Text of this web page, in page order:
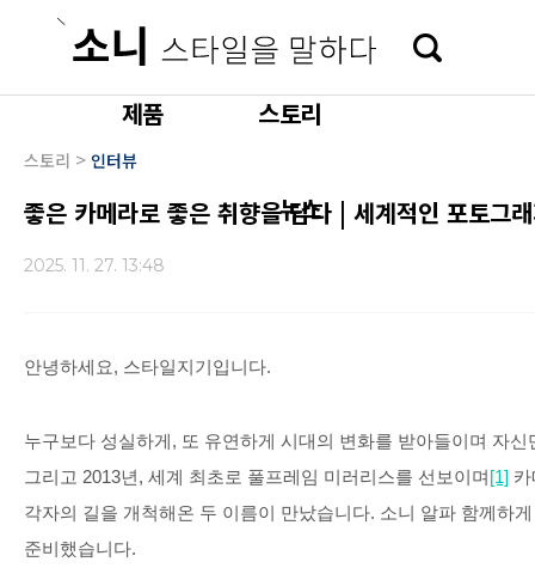
제품 스토리
뉴스
스토리 > 인터뷰
좋은 카메라로 좋은 취향을 담다 | 세계적인 포토그
2025. 11. 27. 13:48
안녕하세요, 스타일지기입니다.
누구보다 성실하게, 또 유연하게 시대의 변화를 받아들이며 자
그리고 2013년, 세계 최초로 풀프레임 미러리스를 선보이며[1]
각자의 길을 개척해온 두 이름이 만났습니다. 소니 알파 함께하
준비했습니다.